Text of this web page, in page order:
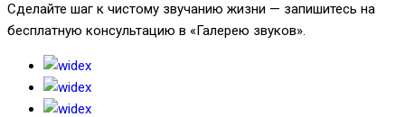
Сделайте шаг к чистому звучанию жизни — запишитесь на
бесплатную консультацию в «Галерею звуков».